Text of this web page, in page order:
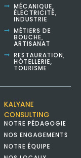
MÉCANIQUE,
ÉLECTRICITÉ,
INDUSTRIE
MÉTIERS DE
BOUCHE,
ARTISANAT
RESTAURATION,
HÔTELLERIE,
TOURISME
KALYANE
CONSULTING
NOTRE PÉDAGOGIE
NOS ENGAGEMENTS
NOTRE ÉQUIPE